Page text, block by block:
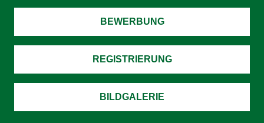
BEWERBUNG
REGISTRIERUNG
BILDGALERIE